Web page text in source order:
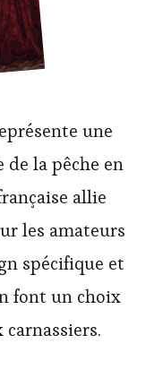
une
la pêche en
allie
les amateurs
spécifique et
font un choix